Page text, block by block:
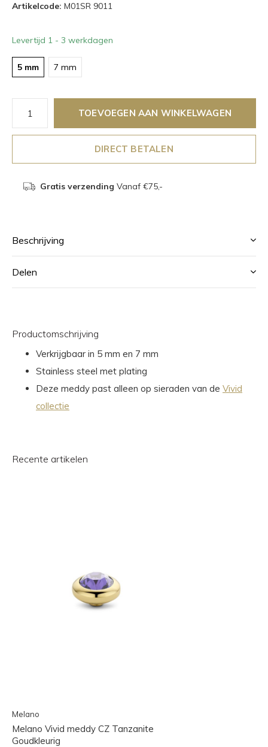
Artikelcode: M01SR 9011
Levertijd 1 - 3 werkdagen
5 mm 7 mm
TOEVOEGEN AAN WINKELWAGEN
DIRECT BETALEN
Gratis verzending Vanaf €75,-
Beschrijving
Delen
Productomschrijving
Verkrijgbaar in 5 mm en 7 mm
Stainless steel met plating
Deze meddy past alleen op sieraden van de Vivid
collectie
Recente artikelen
Melano
Melano Vivid meddy CZ Tanzanite
Goudkleurig